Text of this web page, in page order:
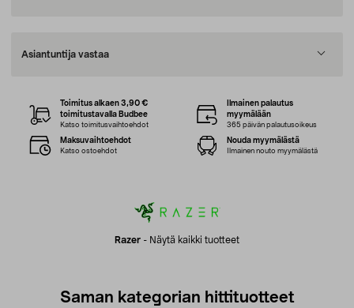
Asiantuntija vastaa
Razer - Näytä kaikki tuotteet
Toimitus alkaen 3,90 €
toimitustavalla Budbee
Katso toimitusvaihtoehdot
Ilmainen palautus
myymälään
365 päivän palautusoikeus
Maksuvaihtoehdot
Katso ostoehdot
Nouda myymälästä
Ilmainen nouto myymälästä
Saman kategorian hittituotteet